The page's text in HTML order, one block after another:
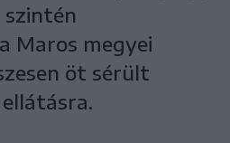
Maros megyei
öt sérült